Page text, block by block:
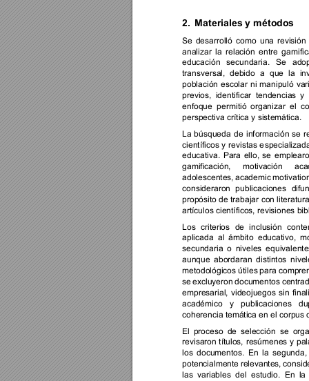
2. Materiales y métodos
Se desarrolló como una revisión
analizar
la relación entre
educación
secundaria. Se
transversal,
debido a que la
población escolar ni manipuló
previos,
identificar tendencias y
enfoque permitió organizar el
perspectiva crítica y sistemática.
La búsqueda de información se
científicos y revistas e
educativa.
Para ello, se
gamificación,
motivación
adolescentes, academic
consideraron
publicaciones
propósito de trabajar con
artículos científicos, revisiones
Los criterios de inclusión
aplicada
al ámbito educativo,
secundaria o niveles
aunque abordaran distintos
metodológicos útiles para
se excluyeron documentos
empresarial, videojuegos sin
académico
y publicaciones
coherencia temática en el corpus
El proceso de selección se
revisaron títulos, resúmenes y
los documentos. En la segunda,
potencialmente relevantes,
las variables del estudio. En
la